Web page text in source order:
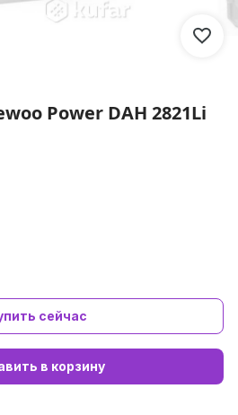
Power DAH 2821Li
сейчас
в корзину